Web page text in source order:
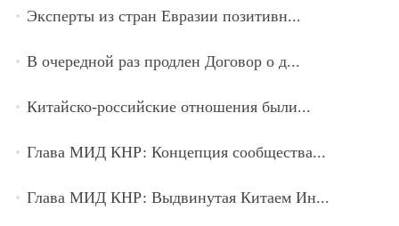
Эксперты из стран Евразии позитивн...
В очередной раз продлен Договор о д...
Китайско-российские отношения были...
Глава МИД КНР: Концепция сообщества...
Глава МИД КНР: Выдвинутая Китаем Ин...